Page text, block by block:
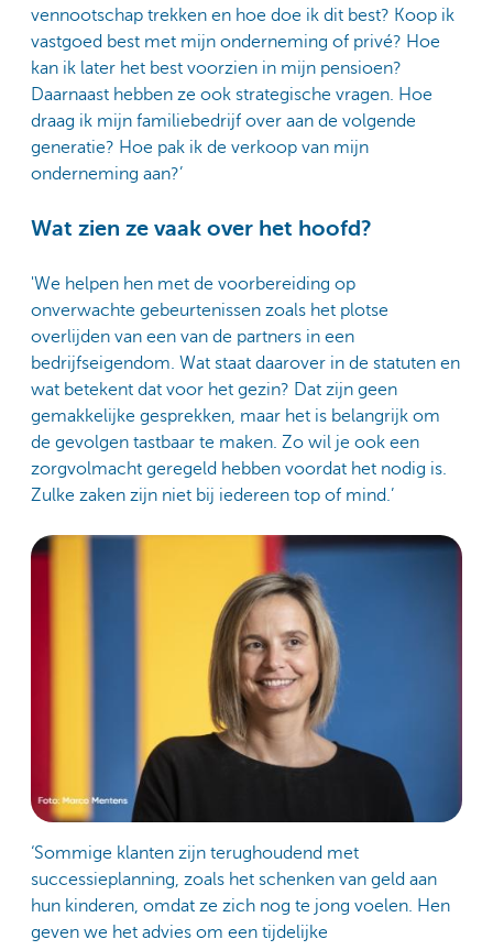
vennootschap trekken en hoe doe ik dit best? Koop ik
vastgoed best met mijn onderneming of privé? Hoe
kan ik later het best voorzien in mijn pensioen?
Daarnaast hebben ze ook strategische vragen. Hoe
draag ik mijn familiebedrijf over aan de volgende
generatie? Hoe pak ik de verkoop van mijn
onderneming aan?’
Wat zien ze vaak over het hoofd?
'We helpen hen met de voorbereiding op
onverwachte gebeurtenissen zoals het plotse
overlijden van een van de partners in een
bedrijfseigendom. Wat staat daarover in de statuten en
wat betekent dat voor het gezin? Dat zijn geen
gemakkelijke gesprekken, maar het is belangrijk om
de gevolgen tastbaar te maken. Zo wil je ook een
zorgvolmacht geregeld hebben voordat het nodig is.
Zulke zaken zijn niet bij iedereen top of mind.’
‘Sommige klanten zijn terughoudend met
successieplanning, zoals het schenken van geld aan
hun kinderen, omdat ze zich nog te jong voelen. Hen
geven we het advies om een tijdelijke